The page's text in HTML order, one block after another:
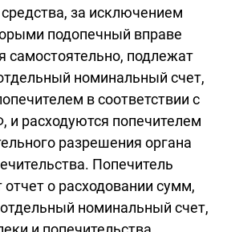
за исключением
подопечный вправе
самостоятельно, подлежат
номинальный счет,
в соответствии с
и расходуются попечителем
разрешения органа
Попечитель
отчет о расходовании сумм,
номинальный счет,